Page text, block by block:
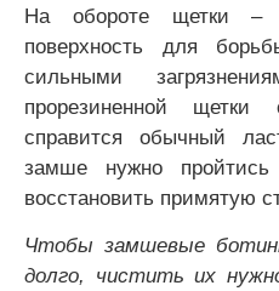
На обороте щетки –
поверхность для
сильными
прорезиненной
справится обычный
замше нужно
восстановить примятую
Чтобы замшевые
долго, чистить их